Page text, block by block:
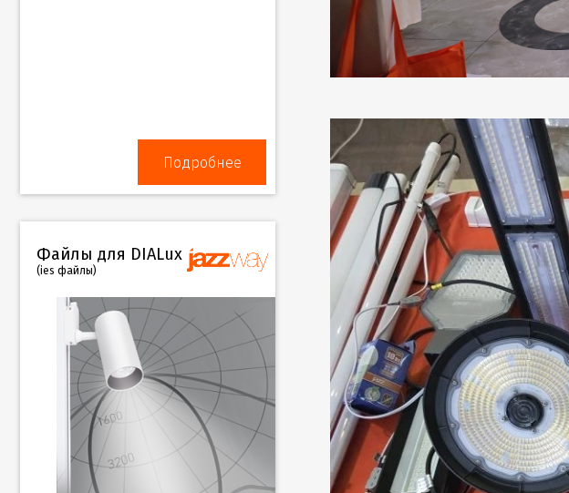
Подробнее
Файлы для DIALux
(ies файлы)